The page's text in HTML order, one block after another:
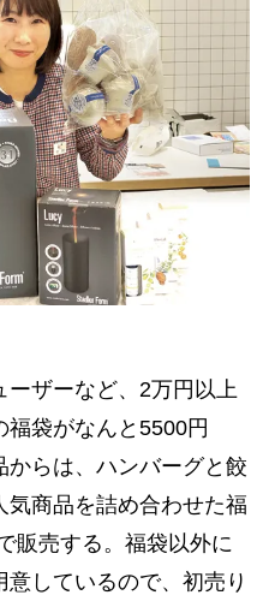
ザーなど、2万円以上
袋がなんと5500円
からは、ハンバーグと餃
商品を詰め合わせた福
販売する。福袋以外に
しているので、初売り